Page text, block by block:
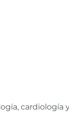
cardiología